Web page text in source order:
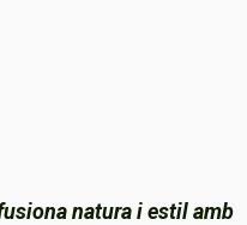
natura i estil amb